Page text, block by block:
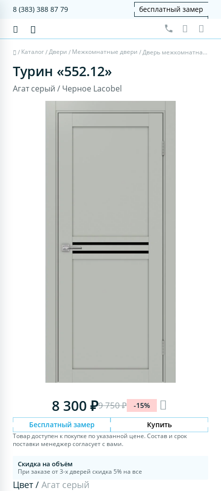
8 (383) 388 87 79 бесплатный замер
/ Каталог/Двери / Межкомнатные двери / Дверь межкомнатная Турин 552.12 - агат серый, черное lacobel
Турин «552.12»
Агат серый / Черное Lacobel
8 300 ₽9 750 ₽ -15%
Бесплатный замер Купить
Товар доступен к покупке по указанной цене. Состав и срок
поставки менеджер согласует с вами.
Скидка на объём
При заказе от 3-х дверей скидка 5% на все
Цвет /Агат серый